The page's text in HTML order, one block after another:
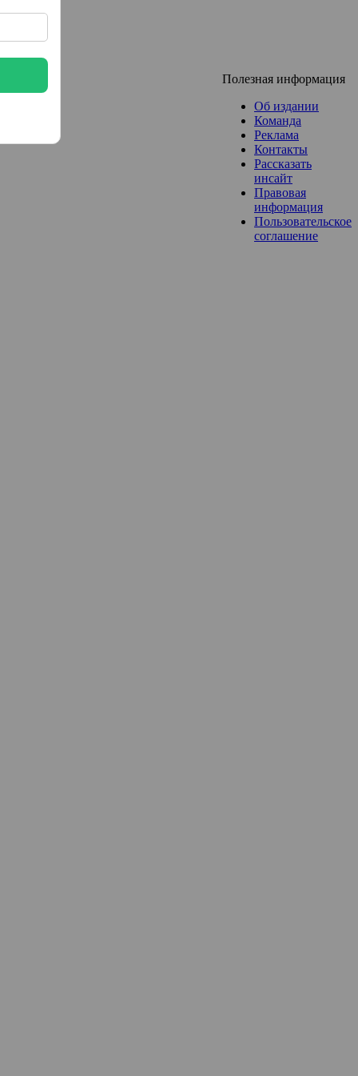
Полезная информация
Об издании
Команда
Реклама
Контакты
Рассказать
инсайт
Правовая
информация
Пользовательское
соглашение